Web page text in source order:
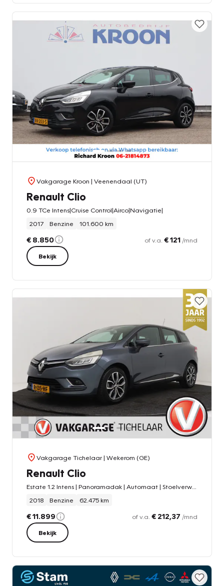
Vakgarage Kroon | Veenendaal (UT)
Renault Clio
0.9 TCe Intens|Cruise Control|Airco|Navigatie|
2017
Benzine 101.600 km
€ 8.850 of v.a. € 121 /mnd
Bekijk
Vakgarage Tichelaar| Wekerom (GE)
Renault Clio
2018
Benzine 62.475 km
€ 11.899 of v.a. € 212,37 /mnd
Bekijk